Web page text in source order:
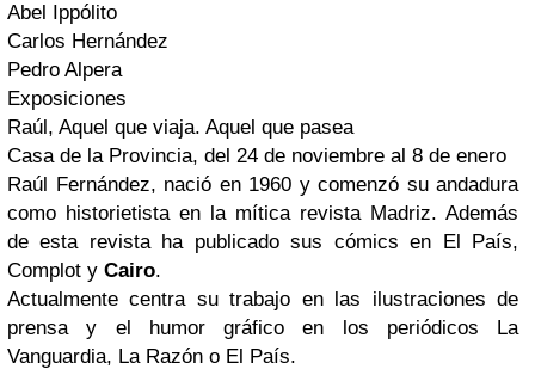
Abel Ippólito
Carlos Hernández
Pedro Alpera
Exposiciones
Raúl, Aquel que viaja. Aquel que pasea
Casa de la Provincia, del 24 de noviembre al 8 de enero
Raúl Fernández, nació en 1960 y comenzó su andadura
como historietista en la mítica revista Madriz. Además
de esta revista ha publicado sus cómics en El País,
Complot y Cairo.
Actualmente centra su trabajo en las ilustraciones de
prensa y el humor gráfico en los periódicos La
Vanguardia, La Razón o El País.